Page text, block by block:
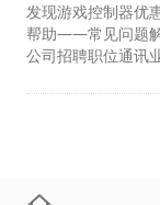
发现游戏控制器优
帮助——常见问题
公司招聘职位通讯